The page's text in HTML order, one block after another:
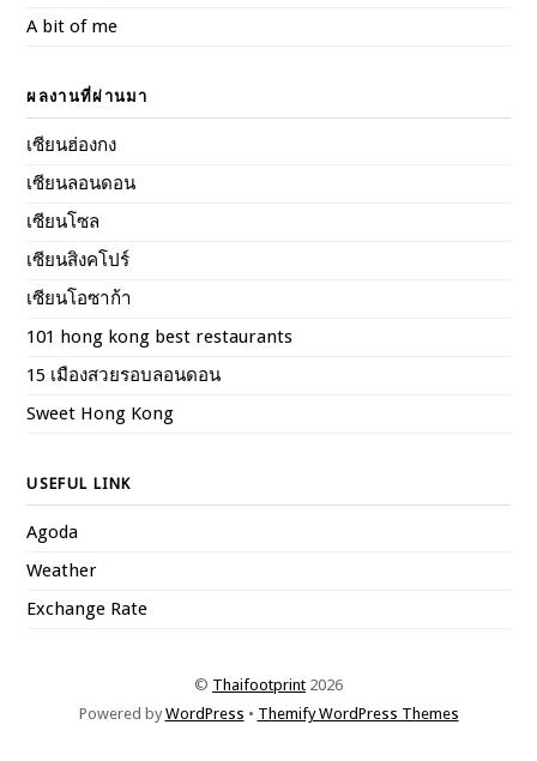
A bit of me
ผลงานที่ผ่านมา
เซียนฮ่องกง
เซียนลอนดอน
เซียนโซล
เซียนสิงคโปร์
เซียนโอซาก้า
101 hong kong best restaurants
15 เมืองสวยรอบลอนดอน
Sweet Hong Kong
USEFUL LINK
Agoda
Weather
Exchange Rate
© Thaifootprint 2026
Powered byWordPress • Themify WordPress Themes